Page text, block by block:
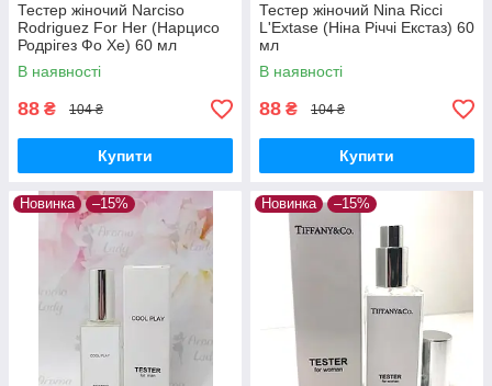
Тестер жіночий Narciso
Rodriguez For Her (Нарцисо
Родрігез Фо Хе) 60 мл
В наявності
88 ₴ 104 ₴
Купити
Тестер жіночий Nina Ricci
L'Extase (Ніна Річчі Екстаз) 60
мл
В наявності
88 ₴ 104 ₴
Купити
Новинка –15% Новинка –15%